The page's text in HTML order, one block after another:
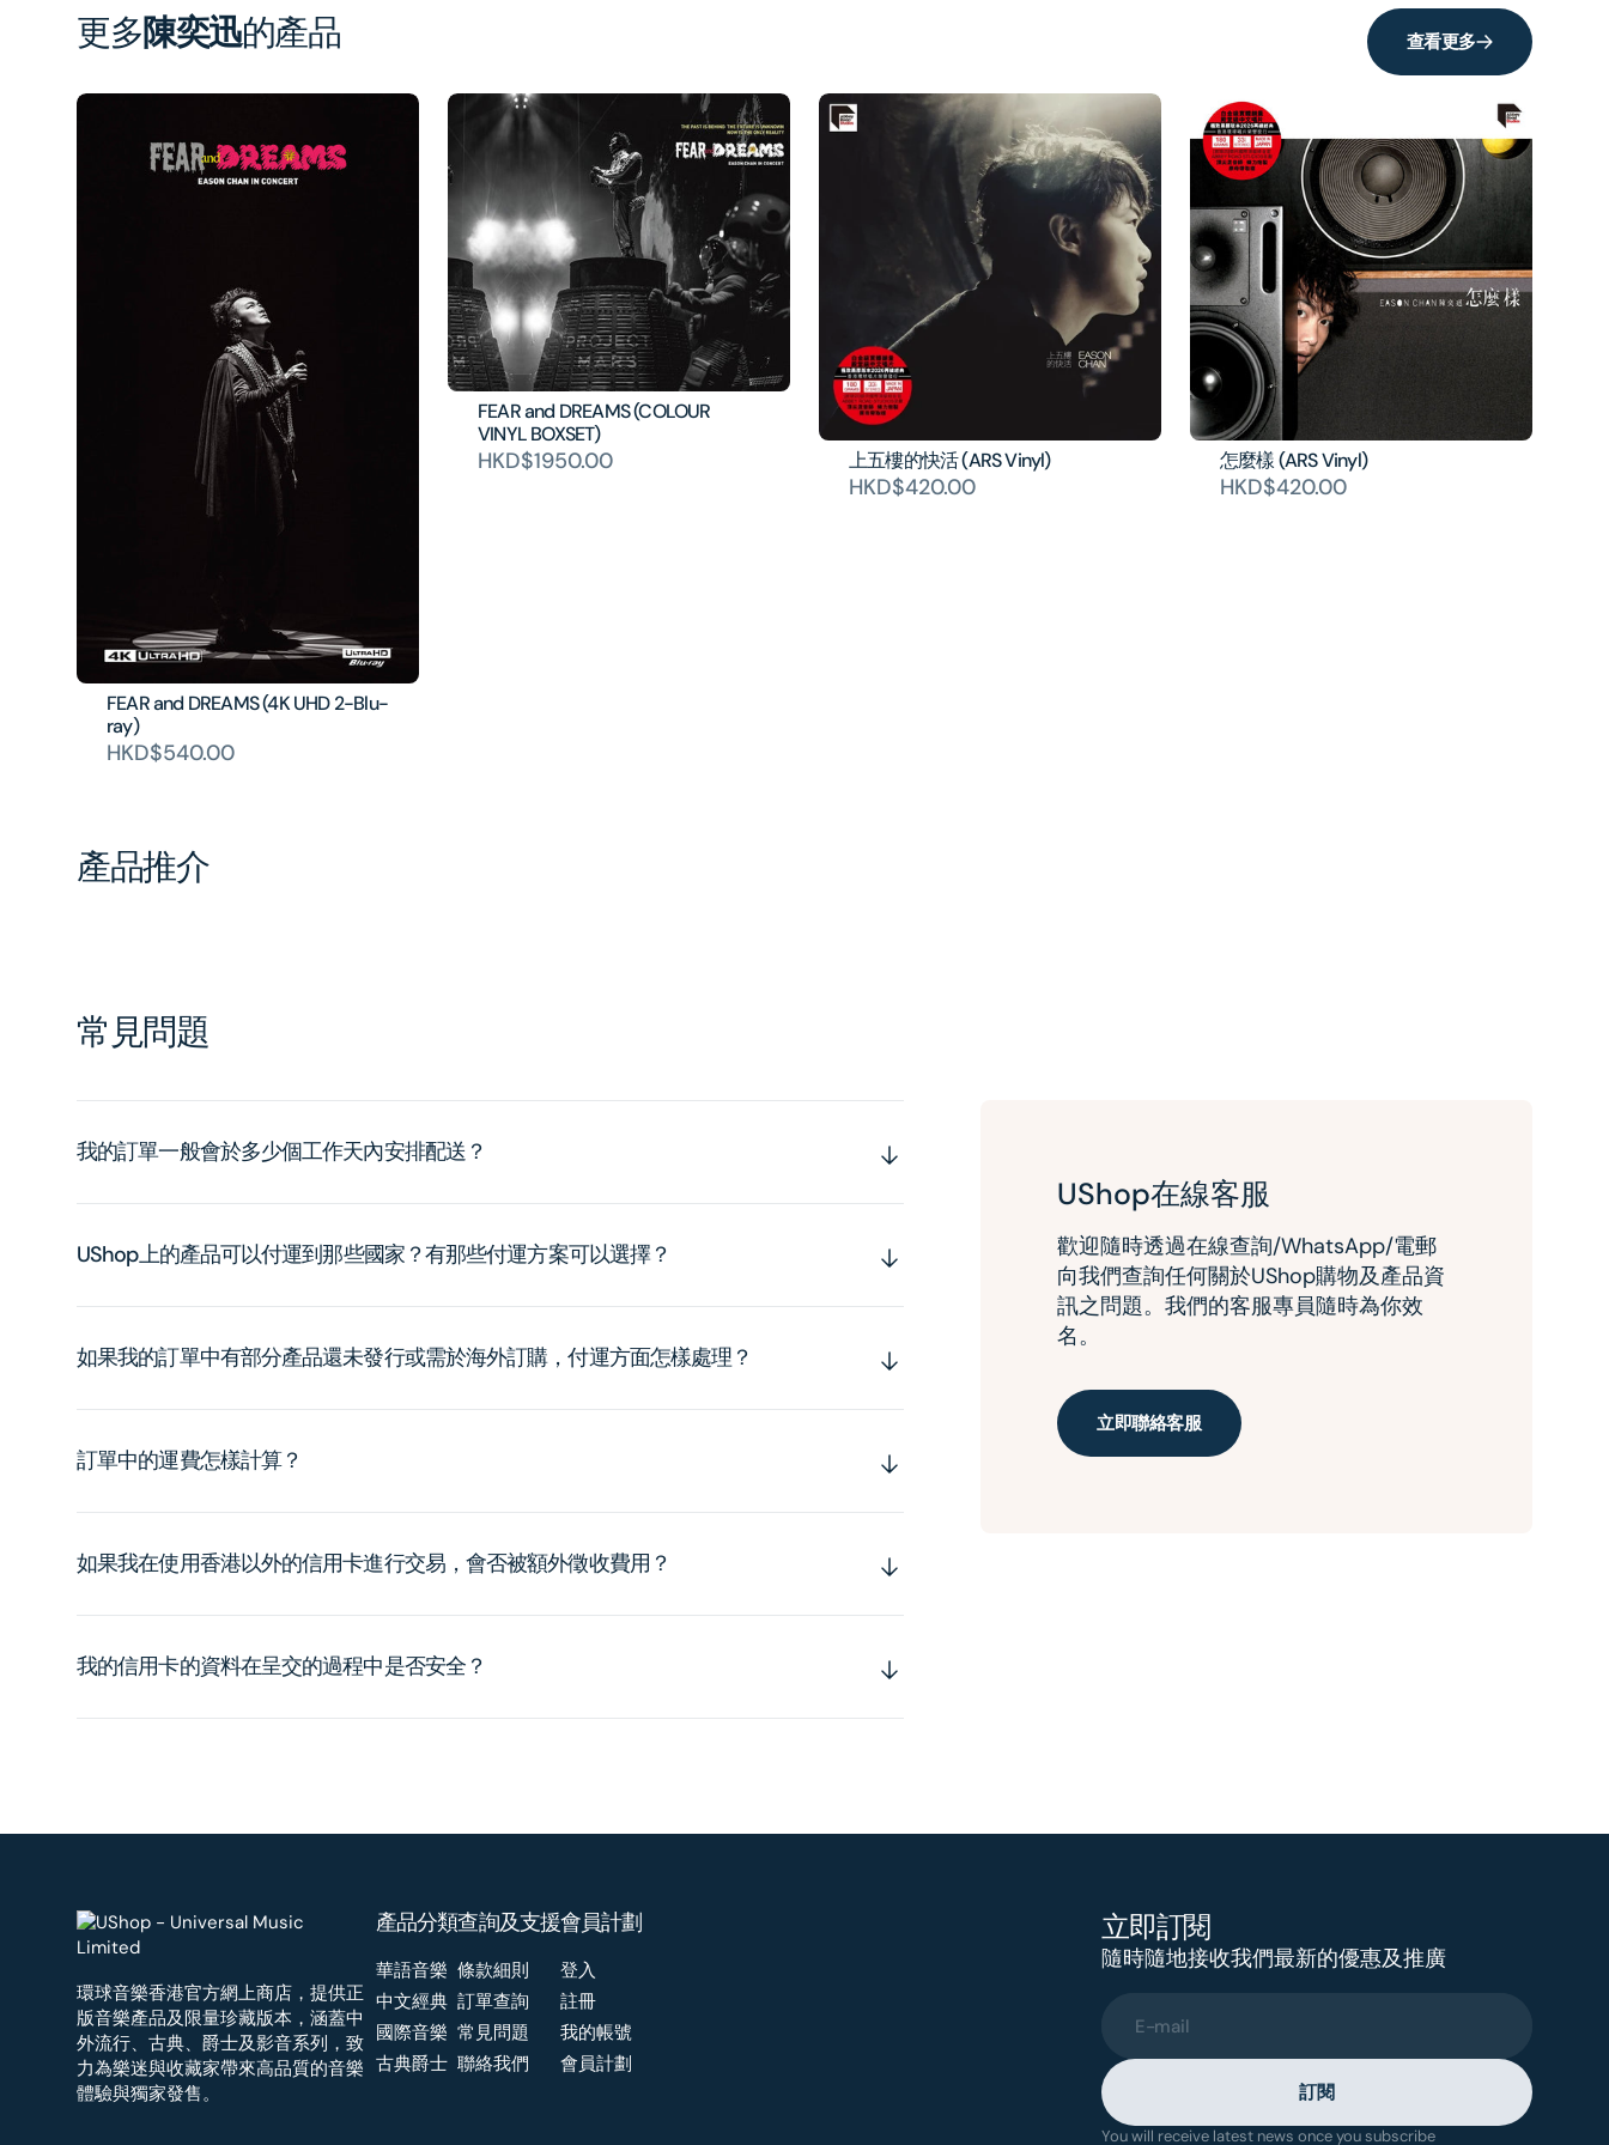
更多陳奕迅的產品 查看更多
FEAR and DREAMS (4K UHD 2-Blu-
ray)
HKD$540.00
FEAR and DREAMS (COLOUR
VINYL BOXSET)
HKD$1950.00 上五樓的快活 (ARS Vinyl)
HKD$420.00
怎麼樣 (ARS Vinyl)
HKD$420.00
產品推介
常見問題
我的訂單一般會於多少個工作天內安排配送？
UShop上的產品可以付運到那些國家？有那些付運方案可以選擇？
如果我的訂單中有部分產品還未發行或需於海外訂購，付運方面怎樣處理？
訂單中的運費怎樣計算？
如果我在使用香港以外的信用卡進行交易，會否被額外徵收費用？
我的信用卡的資料在呈交的過程中是否安全？
UShop在線客服
歡迎隨時透過在線查詢/WhatsApp/電郵
向我們查詢任何關於UShop購物及產品資
訊之問題。我們的客服專員隨時為你效
名。
立即聯絡客服
環球音樂香港官方網上商店，提供正
版音樂產品及限量珍藏版本，涵蓋中
外流行、古典、爵士及影音系列，致
力為樂迷與收藏家帶來高品質的音樂
體驗與獨家發售。
產品分類
華語音樂
中文經典
國際音樂
古典爵士
查詢及支援
條款細則
訂單查詢
常見問題
聯絡我們
會員計劃
登入
註冊
我的帳號
會員計劃
立即訂閱
隨時隨地接收我們最新的優惠及推廣
E-mail
訂閱
You will receive latest news once you subscribe